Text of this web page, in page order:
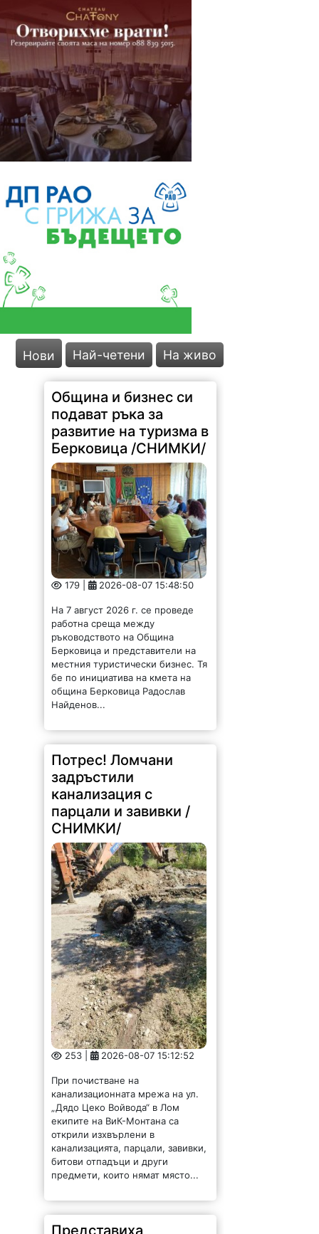
Нови Най-четени На живо
Община и бизнес си
подават ръка за
развитие на туризма в
Берковица /СНИМКИ/
179 | 2026-08-07 15:48:50
На 7 август 2026 г. се проведе
работна среща между
ръководството на Община
Берковица и представители на
местния туристически бизнес. Тя
бе по инициатива на кмета на
община Берковица Радослав
Найденов...
Потрес! Ломчани
задръстили
канализация с
парцали и завивки /
СНИМКИ/
253 | 2026-08-07 15:12:52
При почистване на
канализационната мрежа на ул.
„Дядо Цеко Войвода“ в Лом
екипите на ВиК-Монтана са
открили изхвърлени в
канализацията, парцали, завивки,
битови отпадъци и други
предмети, които нямат място...
Представиха